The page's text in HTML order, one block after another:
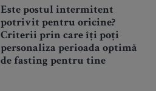
Este postul intermitent
potrivit pentru oricine?
Criterii prin care îți poți
personaliza perioada optimă
de fasting pentru tine